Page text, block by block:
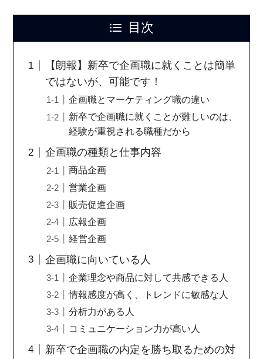
目次
【朗報】新卒で企画職に就くことは簡単
ではないが、可能です！
企画職とマーケティング職の違い
新卒で企画職に就くことが難しいのは、
経験が重視される職種だから
企画職の種類と仕事内容
商品企画
営業企画
販売促進企画
広報企画
経営企画
企画職に向いている人
企業理念や商品に対して共感できる人
情報感度が高く、トレンドに敏感な人
分析力がある人
コミュニケーション力が高い人
新卒で企画職の内定を勝ち取るための対